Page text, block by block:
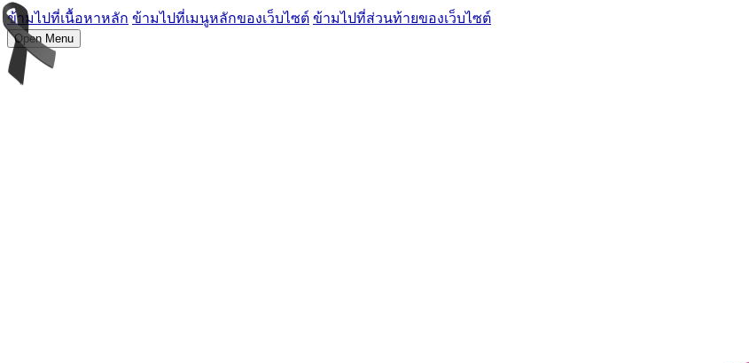
ข้ามไปที่เนื้อหาหลัก ข้ามไปที่เมนูหลักของเว็บไซต์ ข้ามไปที่ส่วนท้ายของเว็บไซต์
Open Menu